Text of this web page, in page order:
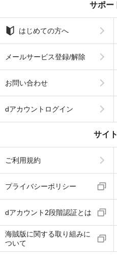
サポー
はじめての方へ
メールサービス登録/解除
お問い合わせ
dアカウントログイン
サイ
ご利用規約
プライバシーポリシー
dアカウント2段階認証とは
海賊版に関する取り組みに
ついて